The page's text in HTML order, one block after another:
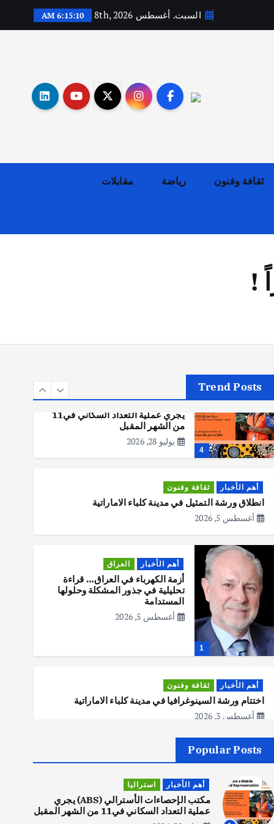
السبت. أغسطس 8th, 2026 6:15:11 AM
ثقافة وفنون رياضة مقابلات
!
Trend Posts
يوليو 30, 2026
4
مكتب الإحصاءات الأسترالي (ABS)
يجري عملية التعداد السكاني في11
من الشهر المقبل
يوليو 28, 2026
أهم الأخبار ثقافة وفنون
انطلاق ورشة التمثيل في مدينة كلباء الاماراتية
أغسطس 5, 2026
1
أهم الأخبار العراق
أزمة الكهرباء في العراق… قراءة
تحليلية في جذور المشكلة وحلولها
المستدامة
أغسطس 5, 2026
أهم الأخبار ثقافة وفنون
اختتام ورشة السينوغرافيا في مدينة كلباء الاماراتية
أغسطس 3, 2026
أهم الأخبار جاليات غير مصنف
قصة نجاح العراقي عمر الشمري الذي
اصبح بطلاً لأستراليا بلعبة كمال
الاجسام
يوليو 30, 2026
Popular Posts
أهم الأخبار استراليا
مكتب الإحصاءات الأسترالي (ABS) يجري
عملية التعداد السكاني في11 من الشهر المقبل